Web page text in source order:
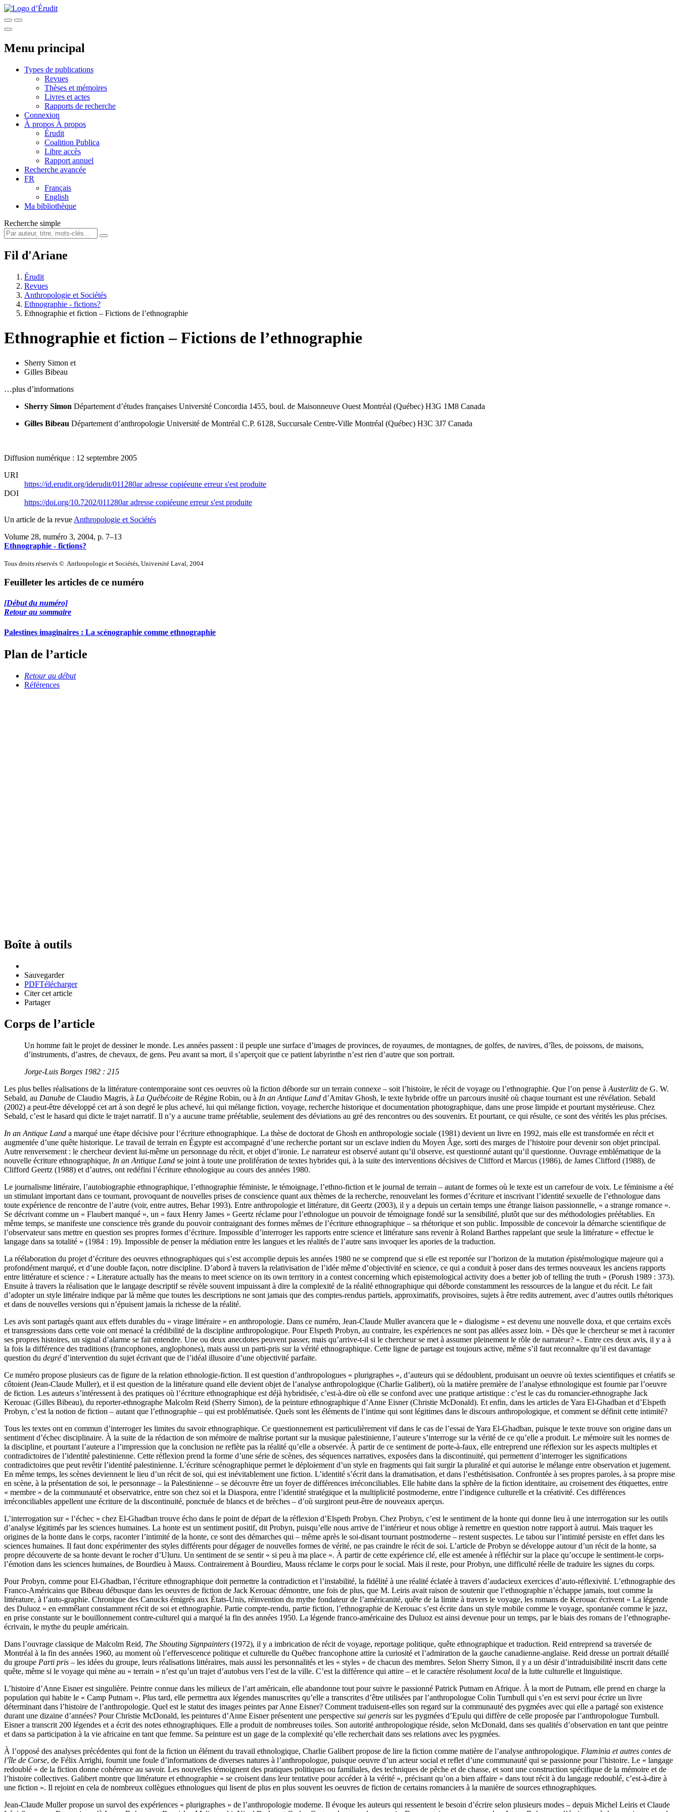
Menu principal
Types de publications
Revues
Thèses et mémoires
Livres et actes
Rapports de recherche
Connexion
À propos À propos
Érudit
Coalition Publica
Libre accès
Rapport annuel
Recherche avancée
FR
Français
English
Ma bibliothèque
Recherche simple
Fil d'Ariane
Érudit
Revues
Anthropologie et Sociétés
Ethnographie - fictions?
Ethnographie et fiction – Fictions de l’ethnographie
Ethnographie et fiction – Fictions de l’ethnographie
Sherry Simon et
Gilles Bibeau
…plus d’informations
Sherry Simon Département d’études françaises Université Concordia 1455, boul. de Maisonneuve Ouest Montréal (Québec) H3G 1M8 Canada
Gilles Bibeau Département d’anthropologie Université de Montréal C.P. 6128, Succursale Centre-Ville Montréal (Québec) H3C 3J7 Canada
Diffusion numérique : 12 septembre 2005
URI
https://id.erudit.org/iderudit/011280aradresse copiéeune erreur s'est produite
DOI
https://doi.org/10.7202/011280aradresse copiéeune erreur s'est produite
Un article de la revue Anthropologie et Sociétés
Volume 28, numéro 3, 2004, p. 7–13
Ethnographie - fictions?
Tous droits réservés © Anthropologie et Sociétés, Université Laval, 2004
Feuilleter les articles de ce numéro
[Début du numéro]
Retour au sommaire
Palestines imaginaires : La scénographie comme ethnographie
Plan de l’article
Retour au début
Références
Boîte à outils
Sauvegarder
PDFTélécharger
Citer cet article
Partager
Corps de l’article
Un homme fait le projet de dessiner le monde. Les années passent : il peuple une surface d’images de provinces, de royaumes, de montagnes, de golfes, de navires, d’îles, de poissons, de maisons,
d’instruments, d’astres, de chevaux, de gens. Peu avant sa mort, il s’aperçoit que ce patient labyrinthe n’est rien d’autre que son portrait.
Jorge-Luis Borges 1982 : 215
Les plus belles réalisations de la littérature contemporaine sont ces oeuvres où la fiction déborde sur un terrain connexe – soit l’histoire, le récit de voyage ou l’ethnographie. Que l’on pense à Austerlitz de G. W.
Sebald, au Danube de Claudio Magris, à La Québécoite de Régine Robin, ou à In an Antique Land d’Amitav Ghosh, le texte hybride offre un parcours inusité où chaque tournant est une révélation. Sebald
(2002) a peut-être développé cet art à son degré le plus achevé, lui qui mélange fiction, voyage, recherche historique et documentation photographique, dans une prose limpide et pourtant mystérieuse. Chez
Sebald, c’est le hasard qui dicte le trajet narratif. Il n’y a aucune trame préétablie, seulement des déviations au gré des rencontres ou des souvenirs. Et pourtant, ce qui résulte, ce sont des vérités les plus précises.
In an Antique Land a marqué une étape décisive pour l’écriture ethnographique. La thèse de doctorat de Ghosh en anthropologie sociale (1981) devient un livre en 1992, mais elle est transformée en récit et
augmentée d’une quête historique. Le travail de terrain en Égypte est accompagné d’une recherche portant sur un esclave indien du Moyen Âge, sorti des marges de l’histoire pour devenir son objet principal.
Autre renversement : le chercheur devient lui-même un personnage du récit, et objet d’ironie. Le narrateur est observé autant qu’il observe, est questionné autant qu’il questionne. Ouvrage emblématique de la
nouvelle écriture ethnographique, In an Antique Land se joint à toute une prolifération de textes hybrides qui, à la suite des interventions décisives de Clifford et Marcus (1986), de James Clifford (1988), de
Clifford Geertz (1988) et d’autres, ont redéfini l’écriture ethnologique au cours des années 1980.
Le journalisme littéraire, l’autobiographie ethnographique, l’ethnographie féministe, le témoignage, l’ethno-fiction et le journal de terrain – autant de formes où le texte est un carrefour de voix. Le féminisme a été
un stimulant important dans ce tournant, provoquant de nouvelles prises de conscience quant aux thèmes de la recherche, renouvelant les formes d’écriture et inscrivant l’identité sexuelle de l’ethnologue dans
toute expérience de rencontre de l’autre (voir, entre autres, Behar 1993). Entre anthropologie et littérature, dit Geertz (2003), il y a depuis un certain temps une étrange liaison passionnelle, « a strange romance ».
Se décrivant comme un « Flaubert manqué », un « faux Henry James » Geertz réclame pour l’ethnologue un pouvoir de témoignage fondé sur la sensibilité, plutôt que sur des méthodologies préétablies. En
même temps, se manifeste une conscience très grande du pouvoir contraignant des formes mêmes de l’écriture ethnographique – sa rhétorique et son public. Impossible de concevoir la démarche scientifique de
l’observateur sans mettre en question ses propres formes d’écriture. Impossible d’interroger les rapports entre science et littérature sans revenir à Roland Barthes rappelant que seule la littérature « effectue le
langage dans sa totalité » (1984 : 19). Impossible de penser la médiation entre les langues et les réalités de l’autre sans invoquer les apories de la traduction.
La réélaboration du projet d’écriture des oeuvres ethnographiques qui s’est accomplie depuis les années 1980 ne se comprend que si elle est reportée sur l’horizon de la mutation épistémologique majeure qui a
profondément marqué, et d’une double façon, notre discipline. D’abord à travers la relativisation de l’idée même d’objectivité en science, ce qui a conduit à poser dans des termes nouveaux les anciens rapports
entre littérature et science : « Literature actually has the means to meet science on its own territory in a contest concerning which epistemological activity does a better job of telling the truth » (Porush 1989 : 373).
Ensuite à travers la réalisation que le langage descriptif se révèle souvent impuissant à dire la complexité de la réalité ethnographique qui déborde constamment les ressources de la langue et du récit. Le fait
d’adopter un style littéraire indique par là même que toutes les descriptions ne sont jamais que des comptes-rendus partiels, approximatifs, provisoires, sujets à être redits autrement, avec d’autres outils rhétoriques
et dans de nouvelles versions qui n’épuisent jamais la richesse de la réalité.
Les avis sont partagés quant aux effets durables du « virage littéraire » en anthropologie. Dans ce numéro, Jean-Claude Muller avancera que le « dialogisme » est devenu une nouvelle doxa, et que certains excès
et transgressions dans cette voie ont menacé la crédibilité de la discipline anthropologique. Pour Elspeth Probyn, au contraire, les expériences ne sont pas allées assez loin. « Dès que le chercheur se met à raconter
ses propres histoires, un signal d’alarme se fait entendre. Une ou deux anecdotes peuvent passer, mais qu’arrive-t-il si le chercheur se met à assumer pleinement le rôle de narrateur? ». Entre ces deux avis, il y a à
la fois la différence des traditions (francophones, anglophones), mais aussi un parti-pris sur la vérité ethnographique. Cette ligne de partage est toujours active, même s’il faut reconnaître qu’il est davantage
question du degréd’intervention du sujet écrivant que de l’idéal illusoire d’une objectivité parfaite.
Ce numéro propose plusieurs cas de figure de la relation ethnologie-fiction. Il est question d’anthropologues « plurigraphes », d’auteurs qui se dédoublent, produisant un oeuvre où textes scientifiques et créatifs se
côtoient (Jean-Claude Muller), et il est question de la littérature quand elle devient objet de l’analyse anthropologique (Charlie Galibert), où la matière première de l’analyse ethnologique est fournie par l’oeuvre
de fiction. Les auteurs s’intéressent à des pratiques où l’écriture ethnographique est déjà hybridisée, c’est-à-dire où elle se confond avec une pratique artistique : c’est le cas du romancier-ethnographe Jack
Kerouac (Gilles Bibeau), du reporter-ethnographe Malcolm Reid (Sherry Simon), de la peinture ethnographique d’Anne Eisner (Christie McDonald). Et enfin, dans les articles de Yara El-Ghadban et d’Elspeth
Probyn, c’est la notion de fiction – autant que l’ethnographie – qui est problématisée. Quels sont les éléments de l’intime qui sont légitimes dans le discours anthropologique, et comment se définit cette intimité?
Tous les textes ont en commun d’interroger les limites du savoir ethnographique. Ce questionnement est particulièrement vif dans le cas de l’essai de Yara El-Ghadban, puisque le texte trouve son origine dans un
sentiment d’échec disciplinaire. À la suite de la rédaction de son mémoire de maîtrise portant sur la musique palestinienne, l’auteure s’interroge sur la vérité de ce qu’elle a produit. Le mémoire suit les normes de
la discipline, et pourtant l’auteure a l’impression que la conclusion ne reflète pas la réalité qu’elle a observée. À partir de ce sentiment de porte-à-faux, elle entreprend une réflexion sur les aspects multiples et
contradictoires de l’identité palestinienne. Cette réflexion prend la forme d’une série de scènes, des séquences narratives, exposées dans la discontinuité, qui permettent d’interroger les significations
contradictoires que peut revêtir l’identité palestinienne. L’écriture scénographique permet le déploiement d’un style en fragments qui fait surgir la pluralité et qui autorise le mélange entre observation et jugement.
En même temps, les scènes deviennent le lieu d’un récit de soi, qui est inévitablement une fiction. L’identité s’écrit dans la dramatisation, et dans l’esthétisisation. Confrontée à ses propres paroles, à sa propre mise
en scène, à la présentation de soi, le personnage – la Palestinienne – se découvre être un foyer de différences irréconciliables. Elle habite dans la sphère de la fiction identitaire, au croisement des étiquettes, entre
« membre » de la communauté et observatrice, entre son chez soi et la Diaspora, entre l’identité stratégique et la multiplicité postmoderne, entre l’indigence culturelle et la créativité. Ces différences
irréconciliables appellent une écriture de la discontinuité, ponctuée de blancs et de brèches – d’où surgiront peut-être de nouveaux aperçus.
L’interrogation sur « l’échec » chez El-Ghadban trouve écho dans le point de départ de la réflexion d’Elspeth Probyn. Chez Probyn, c’est le sentiment de la honte qui donne lieu à une interrogation sur les outils
d’analyse légitimés par les sciences humaines. La honte est un sentiment positif, dit Probyn, puisqu’elle nous arrive de l’intérieur et nous oblige à remettre en question notre rapport à autrui. Mais traquer les
origines de la honte dans le corps, raconter l’intimité de la honte, ce sont des démarches qui – même après le soi-disant tournant postmoderne – restent suspectes. Le tabou sur l’intimité persiste en effet dans les
sciences humaines. Il faut donc expérimenter des styles différents pour dégager de nouvelles formes de vérité, ne pas craindre le récit de soi. L’article de Probyn se développe autour d’un récit de la honte, sa
propre découverte de sa honte devant le rocher d’Uluru. Un sentiment de se sentir « si peu à ma place ». À partir de cette expérience clé, elle est amenée à réfléchir sur la place qu’occupe le sentiment-le corps-
l’émotion dans les sciences humaines, de Bourdieu à Mauss. Contrairement à Bourdieu, Mauss réclame le corps pour le social. Mais il reste, pour Probyn, une difficulté réelle de traduire les signes du corps.
Pour Probyn, comme pour El-Ghadban, l’écriture ethnographique doit permettre la contradiction et l’instabilité, la fidélité à une réalité éclatée à travers d’audacieux exercices d’auto-réflexivité. L’ethnographie des
Franco-Américains que Bibeau débusque dans les oeuvres de fiction de Jack Kerouac démontre, une fois de plus, que M. Leiris avait raison de soutenir que l’ethnographie n’échappe jamais, tout comme la
littérature, à l’auto-graphie. Chronique des Canucks émigrés aux États-Unis, réinvention du mythe fondateur de l’américanité, quête de la limite à travers le voyage, les romans de Kerouac écrivent « La légende
des Duluoz » en emmêlant constamment récit de soi et ethnographie. Partie compte-rendu, partie fiction, l’ethnographie de Kerouac s’est écrite dans un style mobile comme le voyage, spontanée comme le jazz,
en prise constante sur le bouillonnement contre-culturel qui a marqué la fin des années 1950. La légende franco-américaine des Duluoz est ainsi devenue pour un temps, par le biais des romans de l’ethnographe-
écrivain, le mythe du peuple américain.
Dans l’ouvrage classique de Malcolm Reid, The Shouting Signpainters (1972), il y a imbrication de récit de voyage, reportage politique, quête ethnographique et traduction. Reid entreprend sa traversée de
Montréal à la fin des années 1960, au moment où l’effervescence politique et culturelle du Québec francophone attire la curiosité et l’admiration de la gauche canadienne-anglaise. Reid dresse un portrait détaillé
du groupe Parti pris – les idées du groupe, leurs réalisations littéraires, mais aussi les personnalités et les « styles » de chacun des membres. Selon Sherry Simon, il y a un désir d’intraduisibilité inscrit dans cette
quête, même si le voyage qui mène au « terrain » n’est qu’un trajet d’autobus vers l’est de la ville. C’est la différence qui attire – et le caractère résolument local de la lutte culturelle et linguistique.
L’histoire d’Anne Eisner est singulière. Peintre connue dans les milieux de l’art américain, elle abandonne tout pour suivre le passionné Patrick Putnam en Afrique. À la mort de Putnam, elle prend en charge la
population qui habite le « Camp Putnam ». Plus tard, elle permettra aux légendes manuscrites qu’elle a transcrites d’être utilisées par l’anthropologue Colin Turnbull qui s’en est servi pour écrire un livre
déterminant dans l’histoire de l’anthropologie. Quel est le statut des images peintes par Anne Eisner? Comment traduisent-elles son regard sur la communauté des pygmées avec qui elle a partagé son existence
durant une dizaine d’années? Pour Christie McDonald, les peintures d’Anne Eisner présentent une perspective sui generis sur les pygmées d’Epulu qui diffère de celle proposée par l’anthropologue Turnbull.
Eisner a transcrit 200 légendes et a écrit des notes ethnographiques. Elle a produit de nombreuses toiles. Son autorité anthropologique réside, selon McDonald, dans ses qualités d’observation en tant que peintre
et dans sa participation à la vie africaine en tant que femme. Sa peinture est un gage de la complexité qu’elle recherchait dans ses relations avec les pygmées.
À l’opposé des analyses précédentes qui font de la fiction un élément du travail ethnologique, Charlie Galibert propose de lire la fiction comme matière de l’analyse anthropologique. Flaminia et autres contes de
l’île de Corse, de Félix Arrighi, fournit une foule d’informations de diverses natures à l’anthropologue, puisque oeuvre d’un acteur social et reflet d’une communauté qui se passionne pour l’histoire. Le « langage
redoublé » de la fiction donne cohérence au savoir. Les nouvelles témoignent des pratiques politiques ou familiales, des techniques de pêche et de chasse, et sont une construction spécifique de la mémoire et de
l’histoire collectives. Galibert montre que littérature et ethnographie « se croisent dans leur tentative pour accéder à la vérité », précisant qu’on a bien affaire « dans tout récit à du langage redoublé, c’est-à-dire à
une fiction ». Il rejoint en cela de nombreux collègues ethnologues qui lisent de plus en plus souvent les oeuvres de fiction de certains romanciers à la manière de sources ethnographiques.
Jean-Claude Muller propose un survol des expériences « plurigraphes » de l’anthropologie moderne. Il évoque les auteurs qui ressentent le besoin d’écrire selon plusieurs modes – depuis Michel Leiris et Claude